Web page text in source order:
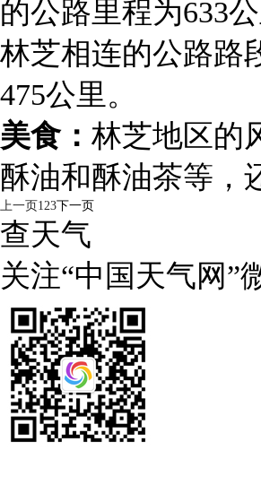
的公路里程为633
林芝相连的公路路
475公里。
美食： 林芝地区的
酥油和酥油茶等，
上一页123下一页
查天气
关注“中国天气网”